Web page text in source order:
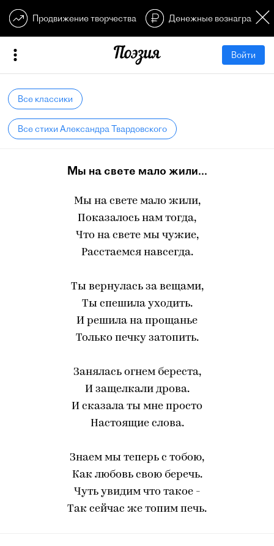
Продвижение творчества Денежные
Войти
Все классики
Все стихи Александра Твардовского
Мы на свете мало жили...
Мы на свете мало жили,
Показалось нам тогда,
Что на свете мы чужие,
Расстаемся навсегда.
Ты вернулась за вещами,
Ты спешила уходить.
И решила на прощанье
Только печку затопить.
Занялась огнем береста,
И защелкали дрова.
И сказала ты мне просто
Настоящие слова.
Знаем мы теперь с тобою,
Как любовь свою беречь.
Чуть увидим что такое -
Так сейчас же топим печь.